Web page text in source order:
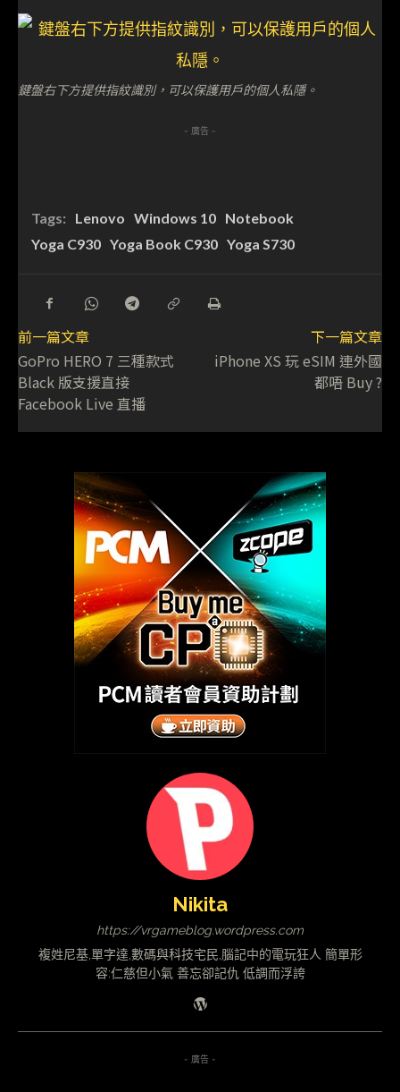
鍵盤右下方提供指紋識別，可以保護用戶的個人私隱。
- 廣告 -
Tags: Lenovo Windows 10 Notebook
Yoga C930 Yoga Book C930 Yoga S730
前一篇文章
GoPro HERO 7 三種款式
Black 版支援直接
Facebook Live 直播
下一篇文章
iPhone XS 玩 eSIM 連外國
都唔 Buy ?
Nikita
https://vrgameblog.wordpress.com
複姓尼基,單字達,數碼與科技宅民,腦記中的電玩狂人 簡單形
容:仁慈但小氣 善忘卻記仇 低調而浮誇
- 廣告 -